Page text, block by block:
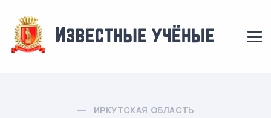
ИРКУТСКАЯ ОБЛАСТЬ